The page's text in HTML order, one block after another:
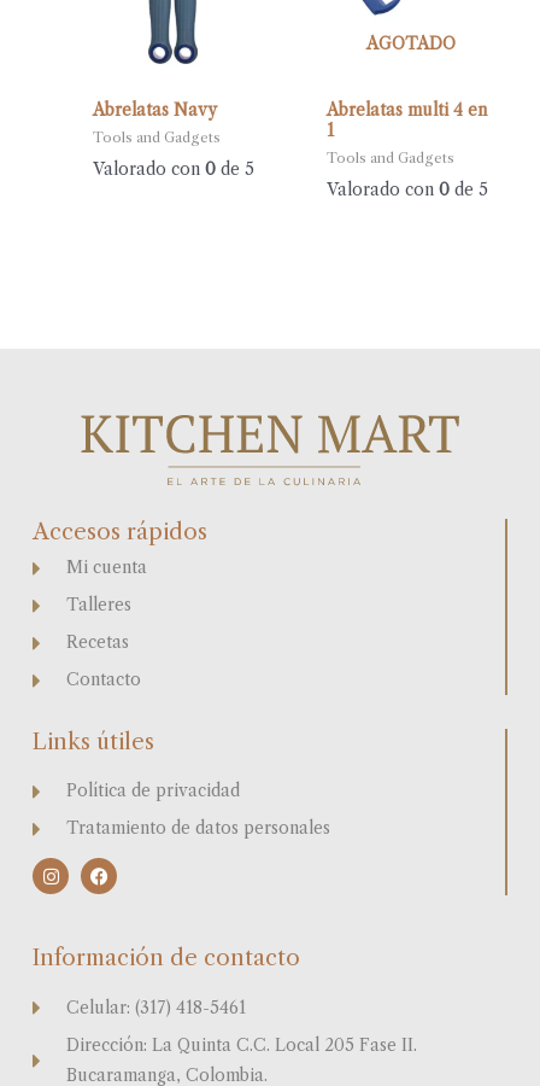
Abrelatas Navy
Tools and Gadgets
Valorado con0 de 5
AGOTADO
Abrelatas multi 4 en
1
Tools and Gadgets
Valorado con 0de 5
Accesos rápidos
Mi cuenta
Talleres
Recetas
Contacto
Links útiles
Política de privacidad
Tratamiento de datos personales
I
n
g
F
a
o
k
Información de contacto
Celular: (317) 418-5461
Dirección: La Quinta C.C. Local 205 Fase II.
Bucaramanga, Colombia.